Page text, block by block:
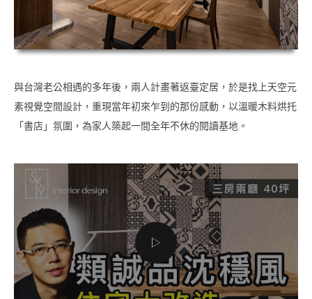
與台灣老公相遇的多年後，兩人計畫著返臺定居，於是找上天空元
素視覺空間設計，重現當年初來乍到的那份感動，以溫暖木料烘托
「書店」氛圍，為家人築起一間全年不休的閱讀基地。